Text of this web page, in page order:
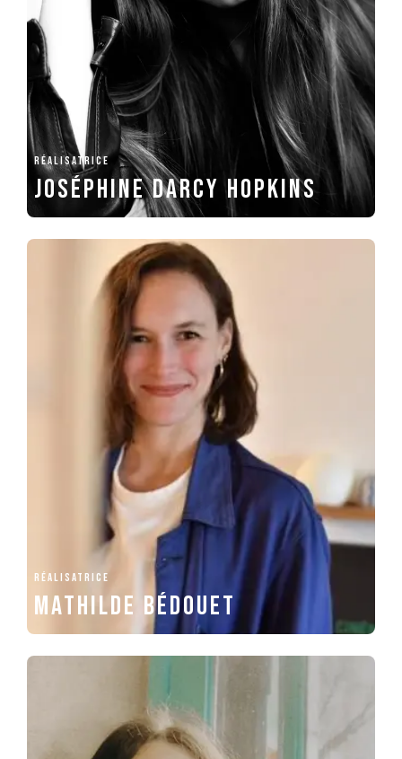
RÉALISATRICE
Joséphine Darcy Hopkins
RÉALISATRICE
Mathilde Bédouet